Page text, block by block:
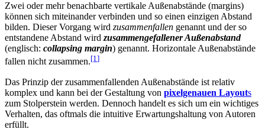
Zwei oder mehr benachbarte vertikale Außenabstände (margins)
können sich miteinander verbinden und so einen einzigen Abstand
bilden. Dieser Vorgang wird zusammenfallen genannt und der so
entstandene Abstand wird zusammengefallener Außenabstand
(englisch: collapsing margin) genannt. Horizontale Außenabstände
fallen nicht zusammen.[1]
Das Prinzip der zusammenfallenden Außenabstände ist relativ
komplex und kann bei der Gestaltung von pixelgenauen Layouts
zum Stolperstein werden. Dennoch handelt es sich um ein wichtiges
Verhalten, das oftmals die intuitive Erwartungshaltung von Autoren
erfüllt.